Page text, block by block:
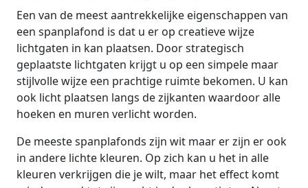
Een van de meest aantrekkelijke eigenschappen van
een spanplafond is dat u er op creatieve wijze
lichtgaten in kan plaatsen. Door strategisch
geplaatste lichtgaten krijgt u op een simpele maar
stijlvolle wijze een prachtige ruimte bekomen. U kan
ook licht plaatsen langs de zijkanten waardoor alle
hoeken en muren verlicht worden.
De meeste spanplafonds zijn wit maar er zijn er ook
in andere lichte kleuren. Op zich kan u het in alle
kleuren verkrijgen die je wilt, maar het effect komt